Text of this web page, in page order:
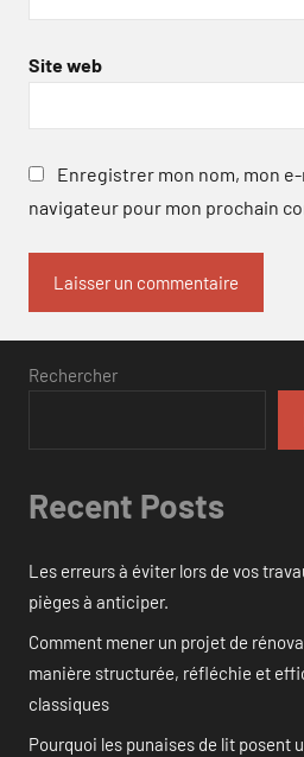
Site web
Enregistrer mon nom, mon
navigateur pour mon prochain
Rechercher
Recent Posts
Les erreurs à éviter lors de vos
pièges à anticiper.
Comment mener un projet de
manière structurée, réfléchie et
classiques
Pourquoi les punaises de lit posent